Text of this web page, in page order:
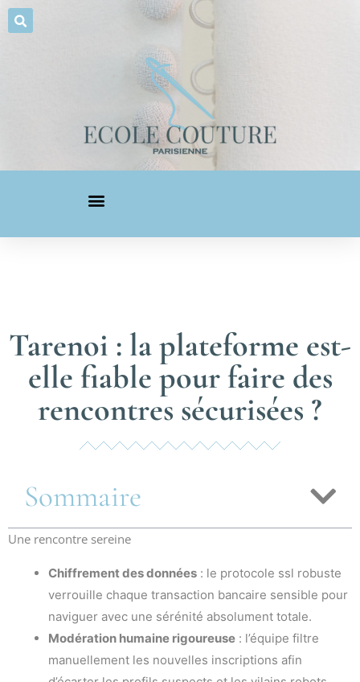
Tarenoi : la plateforme est-
elle fiable pour faire des
rencontres sécurisées ?
Sommaire
Une rencontre sereine
Chiffrement des données : le protocole ssl robuste
verrouille chaque transaction bancaire sensible pour
naviguer avec une sérénité absolument totale.
Modération humaine rigoureuse : l’équipe filtre
manuellement les nouvelles inscriptions afin